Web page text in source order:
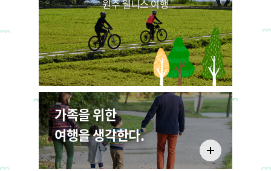
7867
22
2026.06.
원주 전통시장 투어패스
확대 운영 안내
원주 웰니스 여행
가족을 위한
여행을 생각한다.